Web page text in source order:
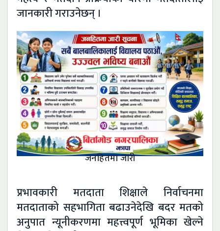
जानकारी गराउनेछन् ।
जनहितमा जारी
प्रभावकारी मतदाता शिक्षाले निर्वाचनमा
मतदाताको सहभागिता बढाउनेदेखि बदर मतको
अनुपात न्यूनीकरणमा महत्त्वपूर्ण भूमिका खेल्ने